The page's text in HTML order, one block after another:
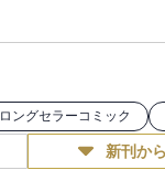
ロングセラーコミック
新刊から